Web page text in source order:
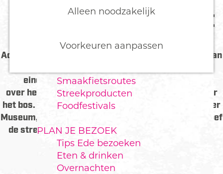
Alleen noodzakelijk
Voorkeuren aanpassen
p
a
e
Hoenderloo
Wekerom
Smaakfietsroutes
Streekproducten
Foodfestivals
PLAN JE BEZOEK
Tips Ede bezoeken
Eten & drinken
Overnachten
ONTDEK EN BEZOEK EDE
Actief genieten van de bekendste natuurgebieden van
eindeloos fietsen, wandelen en paardrijden
over heide, zandverstuivingen, grasvlakten en door
het bos. Breng ook een bezoek aan het Kröller-Müller
Museum, herbeleef de militaire geschiedenis en proef
de streekproducten in het hart van de FoodValley.